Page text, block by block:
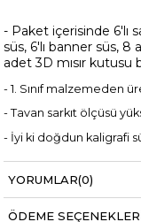
- Paket içerisinde 6'lı
süs, 6'lı banner süs,
adet 3D mısır kutusu
- 1. Sınıf malzemeden
- Tavan sarkıt ölçüsü
- İyi ki doğdun kaligrafi
- 6'lı banner süs
- Pasta figür ölçüleri 8
YORUMLAR(0)
ÖDEME